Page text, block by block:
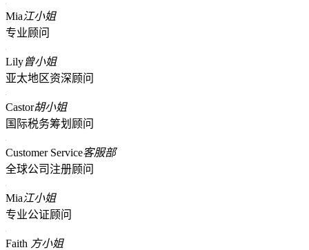
Mia江小姐
专业顾问
Lily曾小姐
亚太地区资深顾问
Castor胡小姐
国际税务筹划顾问
Customer Service客服部
全球公司注册顾问
Mia江小姐
专业公证顾问
Faith 方小姐